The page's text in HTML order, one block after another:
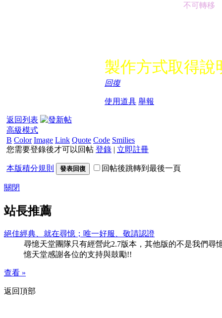
不可轉移
製作方式取得
回復
使用道具 舉報
返回列表
高級模式
B Color Image Link Quote Code Smilies
您需要登錄後才可以回帖 登錄 | 立即註冊
本版積分規則 發表回復 回帖後跳轉到最後一頁
關閉
站長推薦
絕佳經典、就在尋憶；唯一好服、敬請認證
尋憶天堂團隊只有經營此2.7版本，其他版的不是我們尋
憶天堂感謝各位的支持與鼓勵!!
查看 »
返回頂部